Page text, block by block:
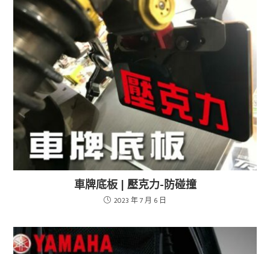
車牌底板 | 壓克力-防碰撞
2023 年 7 月 6 日